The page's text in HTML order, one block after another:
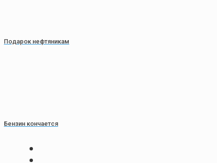
Подарок нефтяникам
Бензин кончается